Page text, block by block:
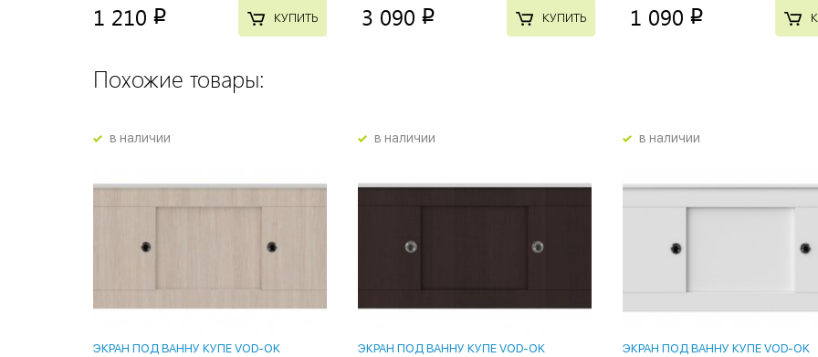
1 210 p КУПИТЬ 3 090 p КУПИТЬ 1 090 p
Похожие товары:
в наличии
ЭКРАН ПОД ВАННУ КУПЕ VOD-OK
в наличии
ЭКРАН ПОД ВАННУ КУПЕ VOD-OK
в наличии
ЭКРАН ПОД ВАННУ КУПЕ VOD-OK